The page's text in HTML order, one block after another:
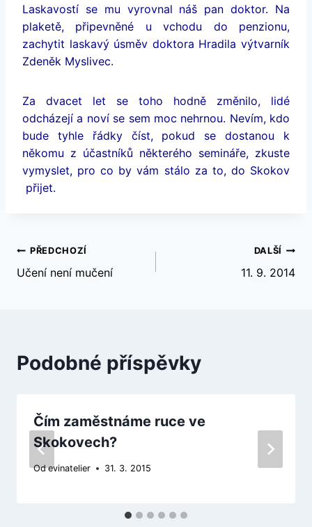
Laskavostí se mu vyrovnal náš pan doktor. Na
plaketě, připevněné u vchodu do penzionu,
zachytit laskavý úsměv doktora Hradila výtvarník
Zdeněk Myslivec.
Za dvacet let se toho hodně změnilo, lidé
odcházejí a noví se sem moc nehrnou. Nevím, kdo
bude tyhle řádky číst, pokud se dostanou k
někomu z účastníků některého semináře, zkuste
vymyslet, pro co by vám stálo za to, do Skokov
přijet.
Navigace
pro
PŘEDCHOZÍ
Učení není mučení
DALŠÍ
11. 9. 2014
Podobné příspěvky
Čím zaměstnáme ruce ve
Skokovech?
Od evinatelier 31. 3. 2015